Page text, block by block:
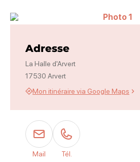
Photo 1
Adresse
La Halle d'Arvert
17530 Arvert
Mon itinéraire via Google Maps
Mail Tél.